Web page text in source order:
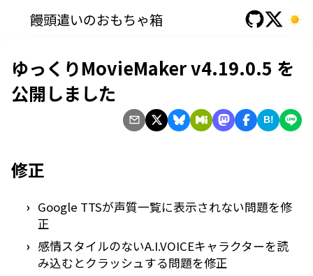
饅頭遣いのおもちゃ箱
ゆっくりMovieMaker v4.19.0.5 を
公開しました
B!
修正
Google TTSが声質一覧に表示されない問題を修
正
感情スタイルのないA.I.VOICEキャラクターを読
み込むとクラッシュする問題を修正